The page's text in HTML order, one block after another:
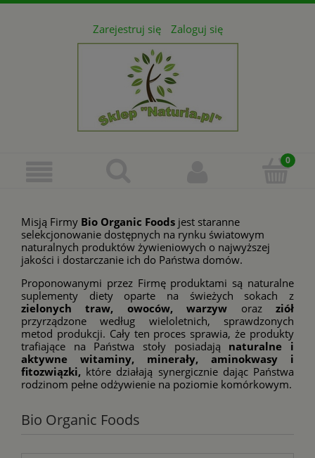
Zarejestruj się Zaloguj się
Misją Firmy Bio Organic Foods jest staranne
selekcjonowanie dostępnych na rynku światowym
naturalnych produktów żywieniowych o najwyższej
jakości i dostarczanie ich do Państwa domów.
Proponowanymi przez Firmę produktami są naturalne
suplementy diety oparte na świeżych sokach z
zielonych traw, owoców, warzyw orazziół
przyrządzone według wieloletnich, sprawdzonych
metod produkcji. Cały ten proces sprawia, że produkty
trafiające na Państwa stoły posiadają naturalne i
aktywne witaminy, minerały, aminokwasy i
fitozwiązki, które działają synergicznie dając Państwa
rodzinom pełne odżywienie na poziomie komórkowym.
Bio Organic Foods